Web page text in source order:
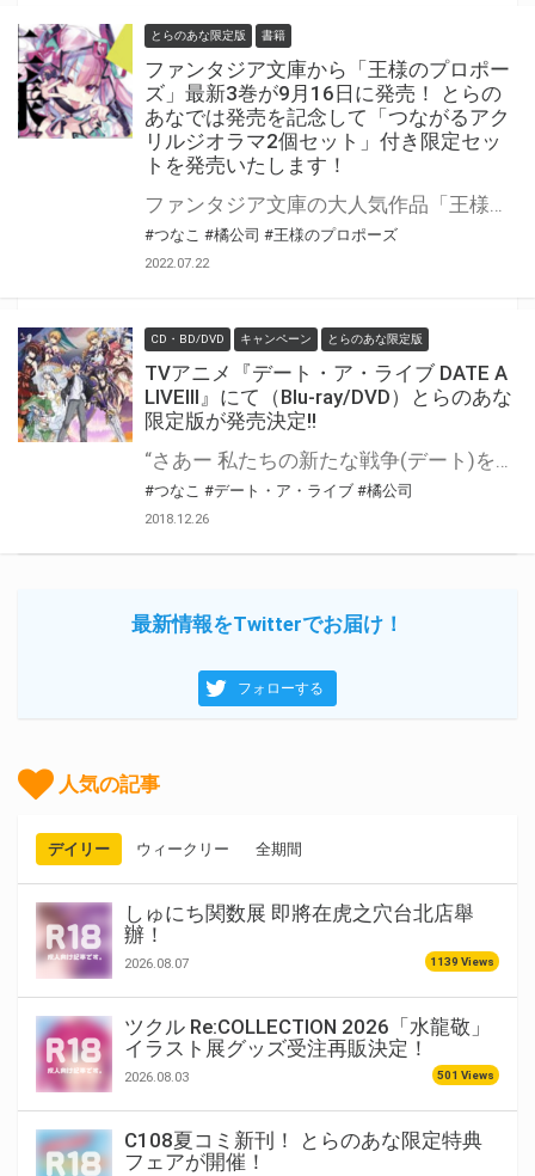
とらのあな限定版 書籍
ファンタジア文庫から「王様のプロポー
ズ」最新3巻が9月16日に発売！ とらの
あなでは発売を記念して「つながるアク
リルジオラマ2個セット」付き限定セッ
トを発売いたします！
#つなこ #橘公司 #王様のプロポーズ
2022.07.22
CD・BD/DVD キャンペーン とらのあな限定版
TVアニメ『デート・ア・ライブ DATE A
LIVEⅢ』にて（Blu-ray/DVD）とらのあな
限定版が発売決定!!
#つなこ #デート・ア・ライブ #橘公司
2018.12.26
最新情報をTwitterでお届け！
フォローする
人気の記事
デイリー ウィークリー 全期間
しゅにち関数展 即將在虎之穴台北店舉
辦！
2026.08.07 1139 Views
ツクル Re:COLLECTION 2026「水龍敬」
イラスト展グッズ受注再販決定！
2026.08.03 501 Views
C108夏コミ新刊！ とらのあな限定特典
フェアが開催！